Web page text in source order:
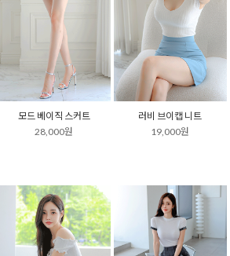
모드 베이직 스커트
28,000원
러비 브이캡 니트
19,000원